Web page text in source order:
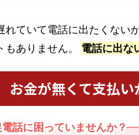
れていて電話に出たくない
もありません。 電話に出な
お金が無くて支払
話に困っていませんか？